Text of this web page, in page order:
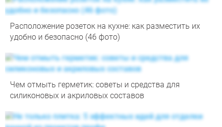
Расположение розеток на кухне: как разместить их
удобно и безопасно (46 фото)
Чем отмыть герметик: советы и средства для
силиконовых и акриловых составов